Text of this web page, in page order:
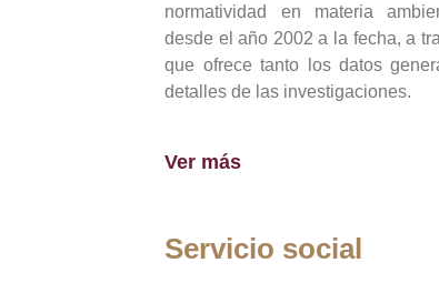
normatividad en materia
desde el año 2002 a la fecha, a
que ofrece tanto los datos
detalles de las investigaciones.
Ver más
Servicio social